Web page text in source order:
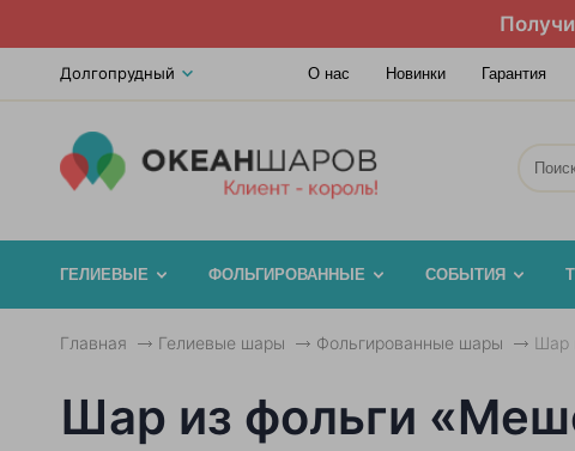
Долгопрудный О нас Новинки Гарантия
ГЕЛИЕВЫЕ ФОЛЬГИРОВАННЫЕ СОБЫТИЯ
Главная Гелиевые шары Фольгированные шары Шар
Шар из фольги